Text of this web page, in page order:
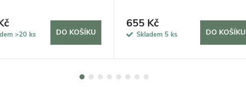
>20 ks DO KOŠÍKU
655 Kč
Skladem 5 ks DO KOŠÍKU